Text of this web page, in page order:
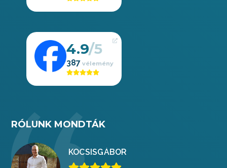
4.9
387
RÓLUNK MONDTÁK
KOCSISGÁBOR